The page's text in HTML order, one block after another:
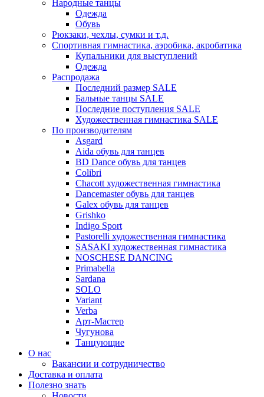
Народные танцы
Одежда
Обувь
Рюкзаки, чехлы, сумки и т.д.
Спортивная гимнастика, аэробика, акробатика
Купальники для выступлений
Одежда
Распродажа
Последний размер SALE
Бальные танцы SALE
Последние поступления SALE
Художественная гимнастика SALE
По производителям
Asgard
Аida обувь для танцев
BD Dance обувь для танцев
Colibri
Chacott художественная гимнастика
Dancemaster обувь для танцев
Galex обувь для танцев
Grishko
Indigo Sport
Pastorelli художественная гимнастика
SASAKI художественная гимнастика
NOSCHESE DANCING
Primabella
Sardana
SOLO
Variant
Verba
Арт-Мастер
Чугунова
Танцующие
О нас
Вакансии и сотрудничество
Доставка и оплата
Полезно знать